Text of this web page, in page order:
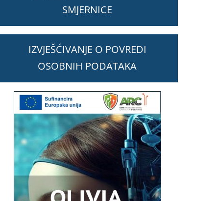
SMJERNICE
IZVJEŠĆIVANJE O POVREDI
OSOBNIH PODATAKA